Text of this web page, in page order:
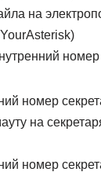
на
номер
на
номер